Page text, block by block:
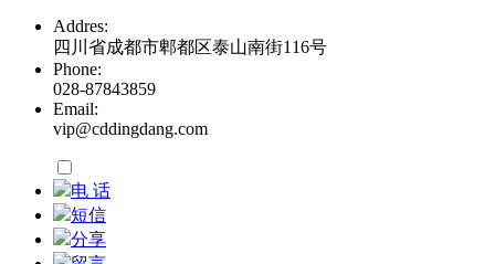
Addres:
四川省成都市郫都区泰山南街116号
Phone:
028-87843859
Email:
vip@cddingdang.com
电 话
短信
分享